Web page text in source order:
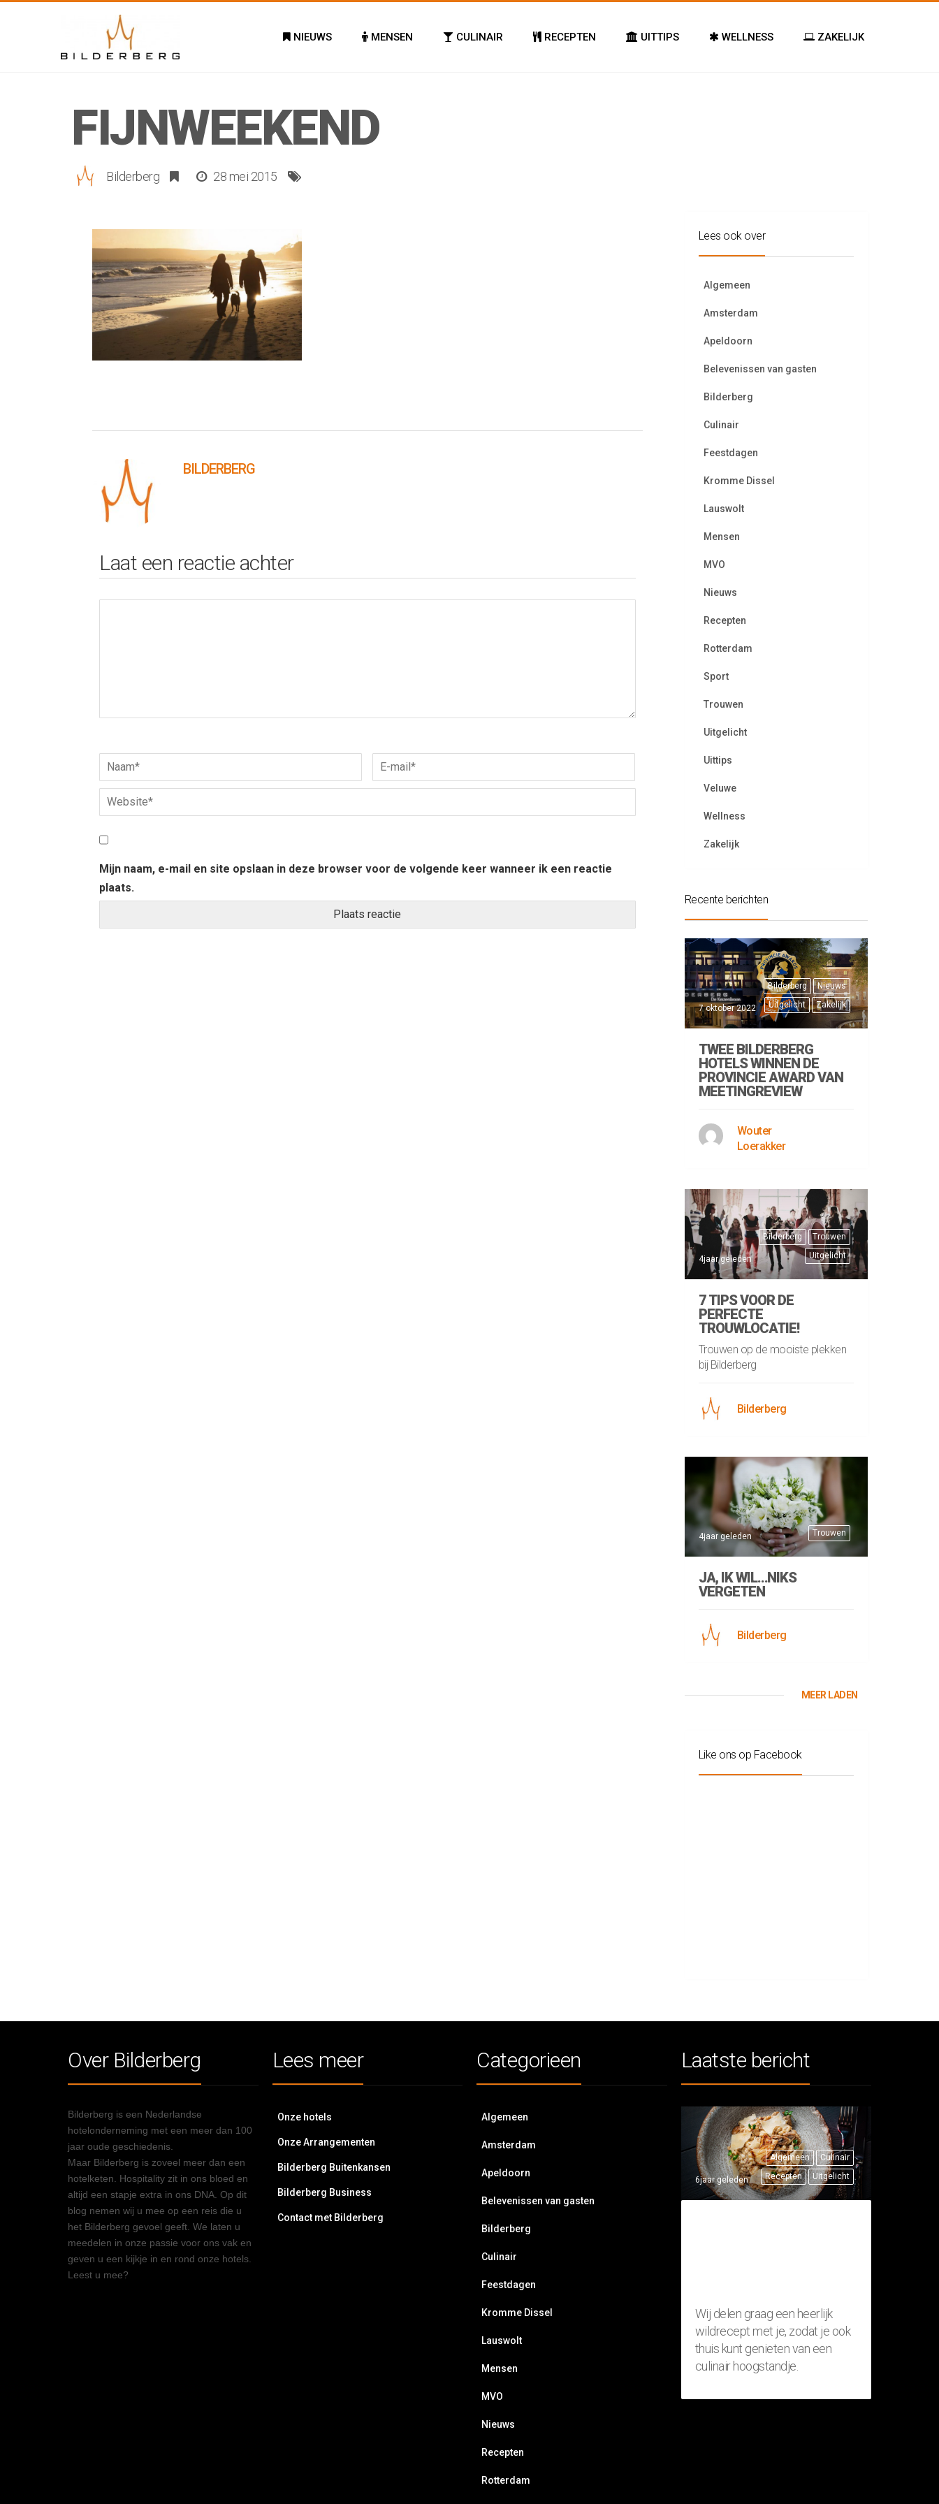
NIEUWS MENSEN CULINAIR RECEPTEN UITTIPS WELLNESS ZAKELIJK
FIJNWEEKEND
Bilderberg 28 mei 2015
BILDERBERG
Laat een reactie achter
Mijn naam, e-mail en site opslaan in deze browser voor de volgende keer wanneer ik een reactie
plaats.
Lees ook over
Algemeen
Amsterdam
Apeldoorn
Belevenissen van gasten
Bilderberg
Culinair
Feestdagen
Kromme Dissel
Lauswolt
Mensen
MVO
Nieuws
Recepten
Rotterdam
Sport
Trouwen
Uitgelicht
Uittips
Veluwe
Wellness
Zakelijk
Recente berichten
Bilderberg
Nieuws
Uitgelicht
Zakelijk
7 oktober 2022
TWEE BILDERBERG
HOTELS WINNEN DE
PROVINCIE AWARD VAN
MEETINGREVIEW
Wouter
Loerakker
Bilderberg
Trouwen
Uitgelicht
4jaar geleden
7 TIPS VOOR DE
PERFECTE
TROUWLOCATIE!
Trouwen op de mooiste plekken
bij Bilderberg
Bilderberg
Trouwen
4jaar geleden
JA, IK WIL…NIKS
VERGETEN
Bilderberg
MEER LADEN
Like ons op Facebook
Over Bilderberg
Bilderberg is een Nederlandse
hotelonderneming met een meer dan 100
jaar oude geschiedenis.
Maar Bilderberg is zoveel meer dan een
hotelketen. Hospitality zit in ons bloed en
altijd een stapje extra in ons DNA. Op dit
blog nemen wij u mee op een reis die u
het Bilderberg gevoel geeft. We laten u
meedelen in onze passie voor ons vak en
geven u een kijkje in en rond onze hotels.
Leest u mee?
Lees meer
Onze hotels
Onze Arrangementen
Bilderberg Buitenkansen
Bilderberg Business
Contact met Bilderberg
Categorieen
Algemeen
Amsterdam
Apeldoorn
Belevenissen van gasten
Bilderberg
Culinair
Feestdagen
Kromme Dissel
Lauswolt
Mensen
MVO
Nieuws
Recepten
Rotterdam
Laatste bericht
Algemeen
Culinair
Recepten
Uitgelicht
6jaar geleden
Wij delen graag een heerlijk
wildrecept met je, zodat je ook
thuis kunt genieten van een
culinair hoogstandje.